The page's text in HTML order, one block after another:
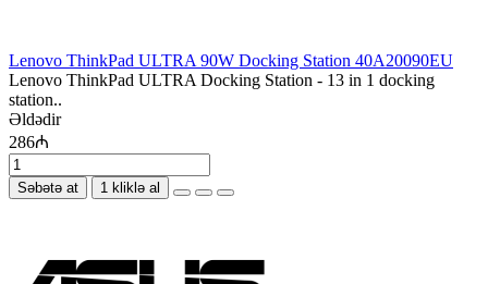
Lenovo ThinkPad ULTRA 90W Docking Station 40A20090EU
Lenovo ThinkPad ULTRA Docking Station - 13 in 1 docking
station..
Əldədir
286₼
Səbətə at 1 kliklə al